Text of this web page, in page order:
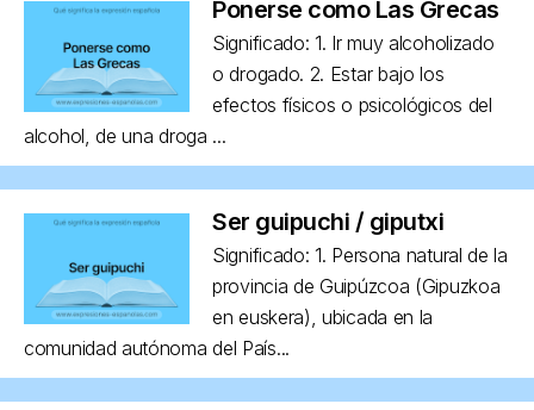
Ponerse como Las Grecas
Significado: 1. Ir muy alcoholizado
o drogado. 2. Estar bajo los
efectos físicos o psicológicos del
alcohol, de una droga ...
Ser guipuchi / giputxi
Significado: 1. Persona natural de la
provincia de Guipúzcoa (Gipuzkoa
en euskera), ubicada en la
comunidad autónoma del País...